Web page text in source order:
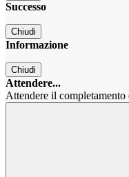
Successo
Chiudi
Informazione
Chiudi
Attendere...
Attendere il completamento